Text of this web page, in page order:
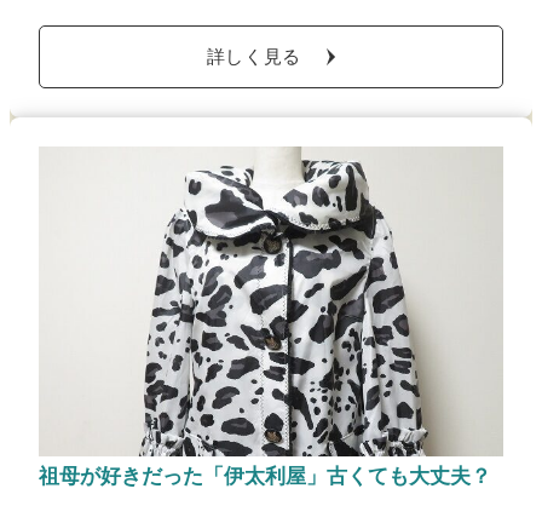
詳しく見る
祖母が好きだった「伊太利屋」古くても大丈夫？